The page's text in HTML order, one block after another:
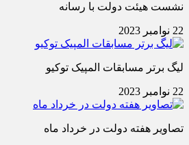
نشست هیئت دولت با رسانه
22 نوامبر 2023
لیگ برتر مسابقات المپیک توکیو
22 نوامبر 2023
تصاویر هفته دولت در خرداد ماه